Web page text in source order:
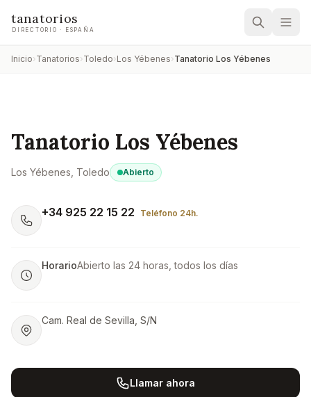
tanatorios
DIRECTORIO · ESPAÑA
Inicio›Tanatorios›Toledo›Los Yébenes›Tanatorio Los Yébenes
Tanatorio Los Yébenes
Los Yébenes , Toledo Abierto
+34 925 22 15 22 Teléfono 24h.
HorarioAbierto las 24 horas, todos los días
Cam. Real de Sevilla, S/N
Llamar ahora